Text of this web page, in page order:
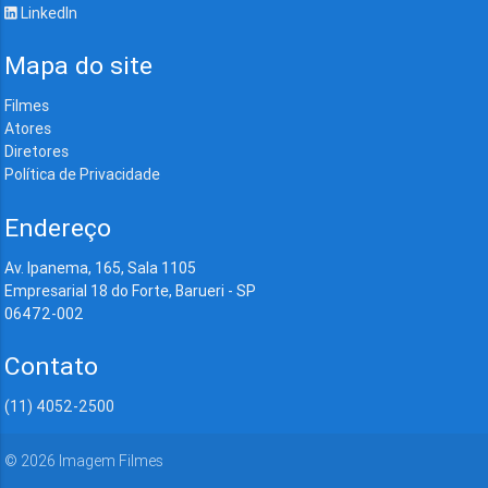
LinkedIn
Mapa do site
Filmes
Atores
Diretores
Política de Privacidade
Endereço
Av. Ipanema, 165, Sala 1105
Empresarial 18 do Forte, Barueri - SP
06472-002
Contato
(11) 4052-2500
© 2026 Imagem Filmes